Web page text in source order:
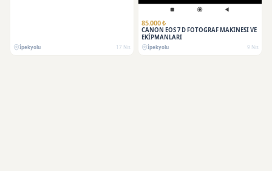
İpekyolu 17 Nis
85.000 ₺
CANON EOS 7 D FOTOĞRAF MAKİNESİ VE
EKİPMANLARI
İpekyolu 9 Nis